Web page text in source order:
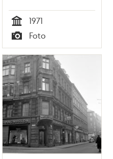
Tid
1971
Typ
Foto